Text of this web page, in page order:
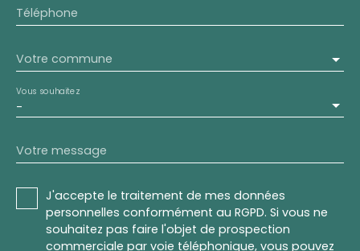
Téléphone
Votre commune
-
Vous souhaitez
Votre message
J'accepte le traitement de mes données
personnelles conformément au RGPD. Si vous ne
souhaitez pas faire l'objet de prospection
commerciale par voie téléphonique, vous pouvez